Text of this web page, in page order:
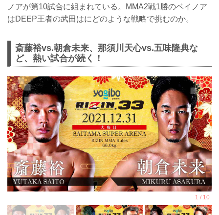
ノアが第10試合に組まれている。MMA2戦1勝のベイノア
はDEEP王者の武田はにどのような戦略で挑むのか。
斎藤裕vs.朝倉未来、那須川天心vs.五味隆典な
ど、熱い試合が続く！